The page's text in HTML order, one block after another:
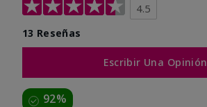
4.5
13 Reseñas
Escribir Una Opinión
92%